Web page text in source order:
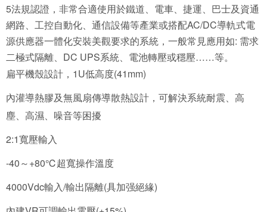
5法規認證，非常合適使用於鐵道、電車、捷運、巴士及資通
網路、工控自動化、通信設備等產業或搭配AC/DC導軌式電
源供應器一體化安裝美觀要求的系統，一般常見應用如: 需求
二極式隔離、DC UPS系統、電池轉壓或穩壓……等。
扁平機殼設計，1U低高度(41mm)
內灌導熱膠及無風扇傳導散熱設計，可解決系統耐震、高
塵、高濕、噪音等困擾
2:1寬壓輸入
-40～+80℃超寬操作溫度
4000Vdc輸入/輸出隔離(具加强絕緣)